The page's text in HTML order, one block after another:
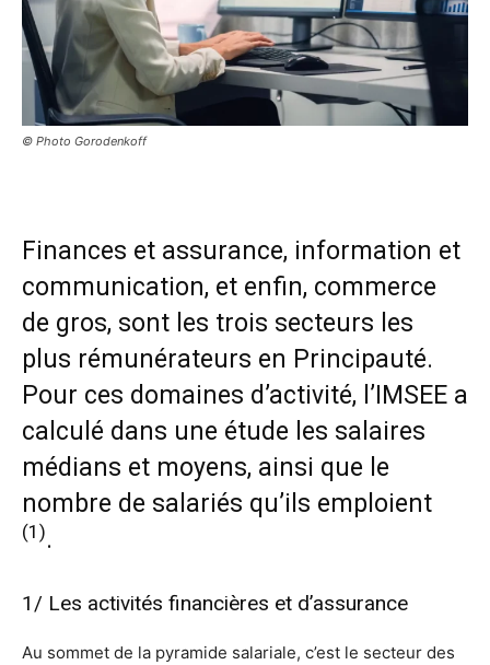
© Photo Gorodenkoff
Finances et assurance, information et
communication, et enfin, commerce
de gros, sont les trois secteurs les
plus rémunérateurs en Principauté.
Pour ces domaines d’activité, l’IMSEE a
calculé dans une étude les salaires
médians et moyens, ainsi que le
nombre de salariés qu’ils emploient
(1).
1/ Les activités financières et d’assurance
Au sommet de la pyramide salariale, c’est le secteur des